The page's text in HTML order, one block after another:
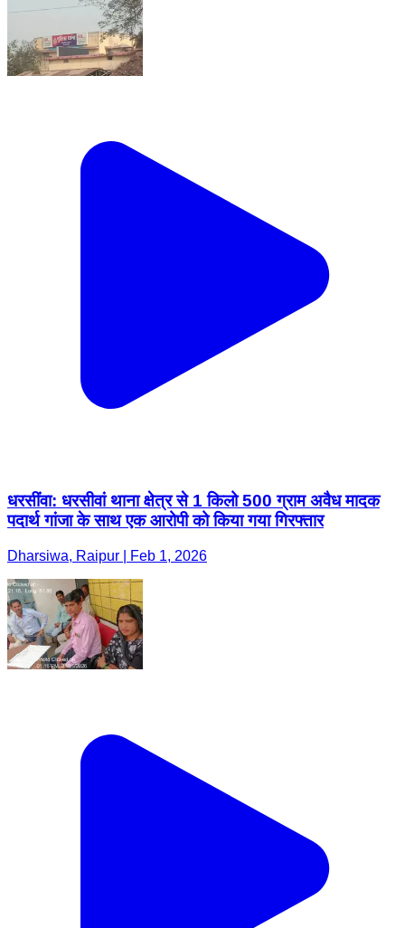
धरसींवा: धरसीवां थाना क्षेत्र से 1 किलो 500 ग्राम अवैध मादक
पदार्थ गांजा के साथ एक आरोपी को किया गया गिरफ्तार
Dharsiwa, Raipur | Feb 1, 2026